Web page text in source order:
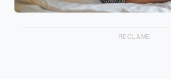
RECLAME